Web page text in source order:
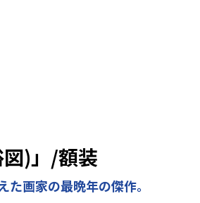
)」/額装
画家の最晩年の傑作。